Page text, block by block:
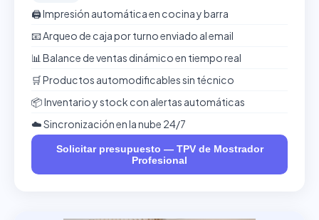
🖨️ Impresión automática en cocina y barra
📧 Arqueo de caja por turno enviado al email
📊 Balance de ventas dinámico en tiempo real
🛒 Productos automodificables sin técnico
📦 Inventario y stock con alertas automáticas
☁️ Sincronización en la nube 24/7
Solicitar presupuesto — TPV de Mostrador
Profesional